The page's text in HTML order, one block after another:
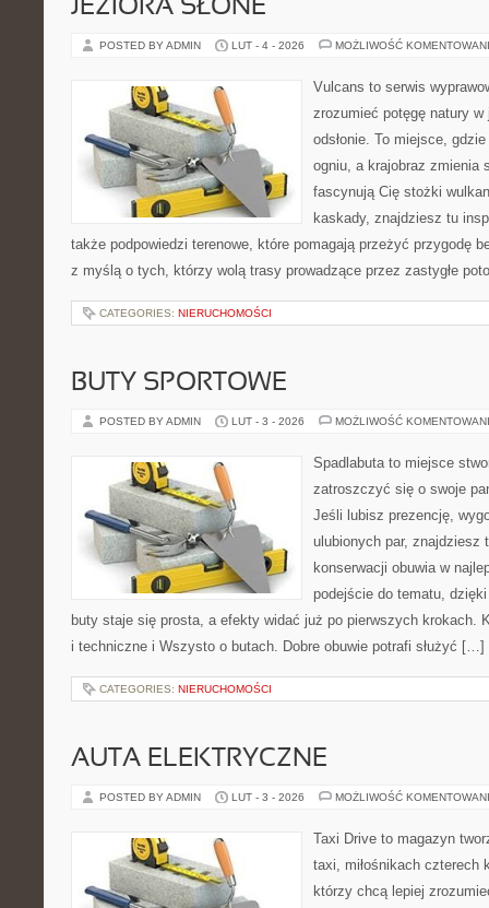
JEZIORA SŁONE
POSTED BY ADMIN LUT - 4 - 2026 MOŻLIWOŚĆ
Vulcans to serwis
zrozumieć potęgę natury w
odsłonie. To miejsce,
ogniu, a krajobraz zmienia
fascynują Cię stożki
kaskady, znajdziesz tu
także podpowiedzi terenowe, które pomagają przeżyć przygodę
z myślą o tych, którzy wolą trasy prowadzące przez zastygłe
CATEGORIES: NIERUCHOMOŚCI
BUTY SPORTOWE
POSTED BY ADMIN LUT - 3 - 2026 MOŻLIWOŚĆ
Spadlabuta to miejsce
zatroszczyć się o swoje
Jeśli lubisz prezencję,
ulubionych par, znajdziesz
konserwacji obuwia w
podejście do tematu,
buty staje się prosta, a efekty widać już po pierwszych krokach.
i techniczne i Wszysto o butach. Dobre obuwie potrafi służyć […]
CATEGORIES: NIERUCHOMOŚCI
AUTA ELEKTRYCZNE
POSTED BY ADMIN LUT - 3 - 2026 MOŻLIWOŚĆ
Taxi Drive to magazyn
taxi, miłośnikach czterech
którzy chcą lepiej